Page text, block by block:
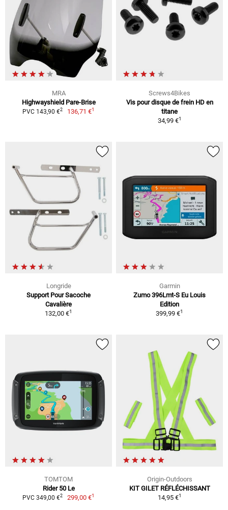
MRA
Highwayshield Pare-Brise
PVC 143,90 €2 136,71 €1
Screws4Bikes
Vis pour disque de frein HD en
titane
34,99 €1
Longride
Support Pour Sacoche
Cavalière
132,00 €1
Garmin
Zumo 396Lmt-S Eu Louis
Edition
399,99 €1
TOMTOM
Rider 50 Le
PVC 349,00 €2 299,00 €1
Origin-Outdoors
KIT GILET RÉFLÉCHISSANT
14,95 €1